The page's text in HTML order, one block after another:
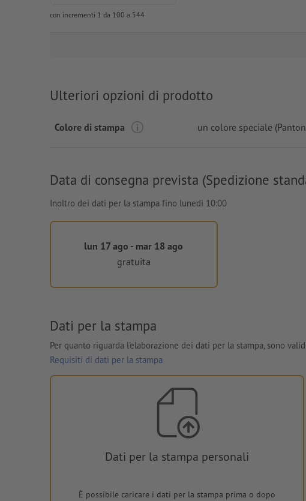
con incrementi 1 da 100 a 544
Ulteriori opzioni di prodotto
Colore di stampa un colore speciale
Data di consegna prevista (Spedizione
Inoltro dei dati per la stampa fino lunedì 10:00
lun 17 ago - mar 18 ago
gratuita
Dati per la stampa
Per quanto riguarda l'elaborazione dei dati per la stampa, sono
Requisiti di dati per la stampa
Dati per la stampa personali
È possibile caricare i dati per la stampa prima o dopo